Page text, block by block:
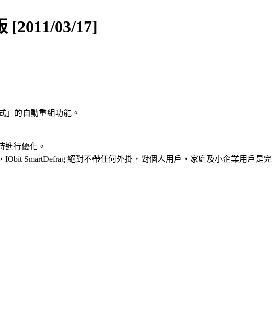
[2011/03/17]
」的自動重組功能。
進行優化。
SmartDefrag 絕對不帶任何外掛，對個人用戶 ， 家庭及小企業用戶是完